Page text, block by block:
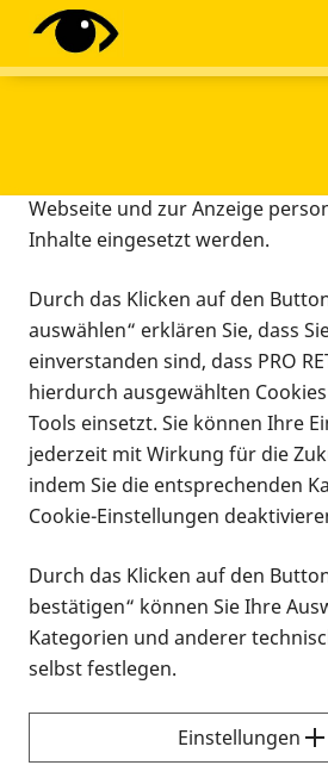
Infomaterial
Infomaterial
Vorlesen
Alle Infomaterialien in
Formaten an einem Ort
Sie möchten wissen, wie Sie
suchen und dieses bestellen
können? Schauen Sie sich die
Diese Webseite setzt
Tracking-Tools ein. Dies
Webseite und zur Anzeige
Inhalte eingesetzt werden.
Durch das Klicken auf den
auswählen“ erklären Sie, dass
einverstanden sind, dass PRO
hierdurch ausgewählten
Tools einsetzt. Sie können Ihre
jederzeit mit Wirkung für die
indem Sie die entsprechenden
Cookie-Einstellungen
Durch das Klicken auf den
bestätigen“ können Sie Ihre
Kategorien und anderer
selbst festlegen.
Einstellungen